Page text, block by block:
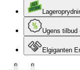
Ugens tilbud
Elgiganten